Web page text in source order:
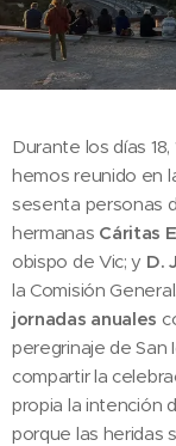
Durante los días
hemos reunido en
sesenta personas
hermanas Cáritas
obispo de Vic; y D.
la Comisión
jornadas anuales
peregrinaje de San
compartir la
propia la intención
porque las heridas